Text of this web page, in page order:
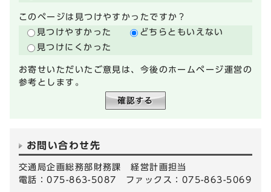
このページは見つけやすかったですか？
見つけやすかった
どちらともいえない
見つけにくかった
お寄せいただいたご意見は、今後のホームページ運営の
参考とします。
お問い合わせ先
交通局企画総務部財務課 経営計画担当
電話：075-863-5087 ファックス：075-863-5069